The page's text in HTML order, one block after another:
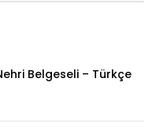
Belgeseli – Türkçe